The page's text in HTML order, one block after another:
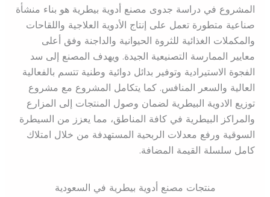
المشروع في دراسة جدوى مصنع أدوية بيطرية هو بناء منشأة
صناعية متطورة تعمل على إنتاج الأدوية العلاجية واللقاحات
والمكملات الغذائية للثروة الحيوانية والداجنة وفق أعلى
معايير الممارسة التصنيعية الجيدة. ويهدف المصنع إلى سد
الفجوة الاستيرادية وتوفير بدائل دوائية وطنية تتسم بالفعالية
العالية والسعر المنافس. كما يتكامل المشروع مع مشروع
توزيع الادوية البيطرية لضمان وصول المنتجات إلى المزارع
والمراكز البيطرية في كافة المناطق، مما يعزز من السيطرة
السوقية ورفع معدلات الربحية المستهدفة من خلال امتلاك
كامل سلسلة القيمة المضافة.
منتجات مصنع أدوية بيطرية في السعودية